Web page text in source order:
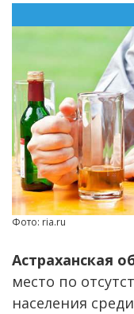
Фото: ria.ru
Астраханская
место по
населения